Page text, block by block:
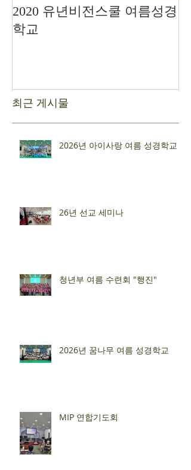
2020 유년비전스쿨 여름성경
학교
최근 게시물
2026년 아이사랑 여름 성경학교
26년 선교 세미나
청년부 여름 수련회 "행진"
2026년 꿈나무 여름 성경학교
MIP 연합기도회